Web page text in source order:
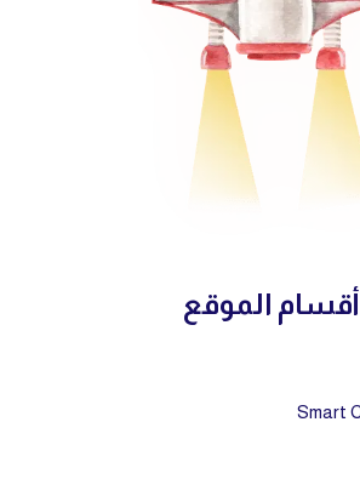
أقسام الموقع